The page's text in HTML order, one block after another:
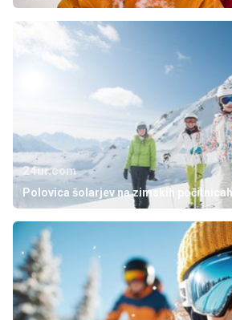
24ur.com
Polovica šolarjev na zimskih počitnicah